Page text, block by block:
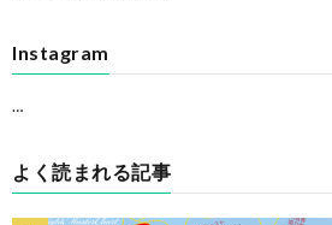
Instagram
…
よく読まれる記事